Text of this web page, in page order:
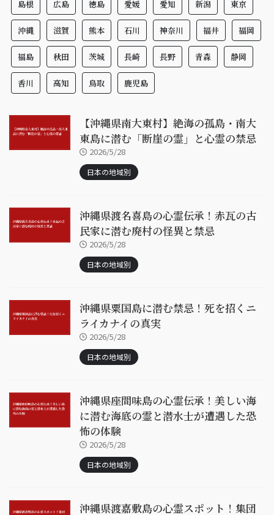
島根 広島 徳島 愛媛 愛知 新潟 東京
沖縄 滋賀 熊本 石川 神奈川 福井 福岡
福島 秋田 茨城 長崎 長野 青森 静岡
香川 高知 鳥取 鹿児島
【沖縄県南大東村】絶海の孤島・南大
東島に潜む「断崖の霊」と心霊の禁忌
2026/5/28
日本の地域別
沖縄県渡名喜島の心霊伝承！赤瓦の古
民家に潜む廃村の怪異と禁忌
2026/5/28
日本の地域別
沖縄県粟国島に潜む禁忌！死を招くニ
ライカナイの真実
2026/5/28
日本の地域別
沖縄県座間味島の心霊伝承！美しい海
に潜む海底の霊と潜水士が遭遇した恐
怖の体験
2026/5/28
日本の地域別
沖縄県渡嘉敷島の心霊スポット！集団